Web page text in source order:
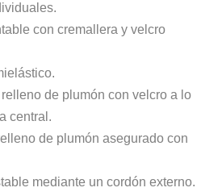
con cremallera y velcro
de plumón con velcro a lo
central.
de plumón asegurado con
mediante un cordón externo.